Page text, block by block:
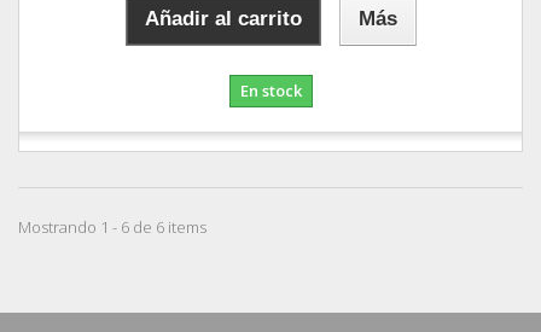
Añadir al carrito Más
En stock
Mostrando 1 - 6 de 6 items